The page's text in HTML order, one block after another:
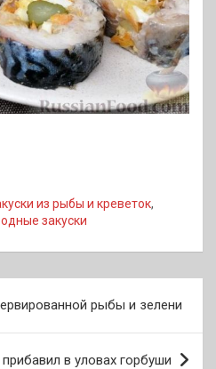
из рыбы и креветок,
закуски
рыбы и зелени
в уловах горбуши